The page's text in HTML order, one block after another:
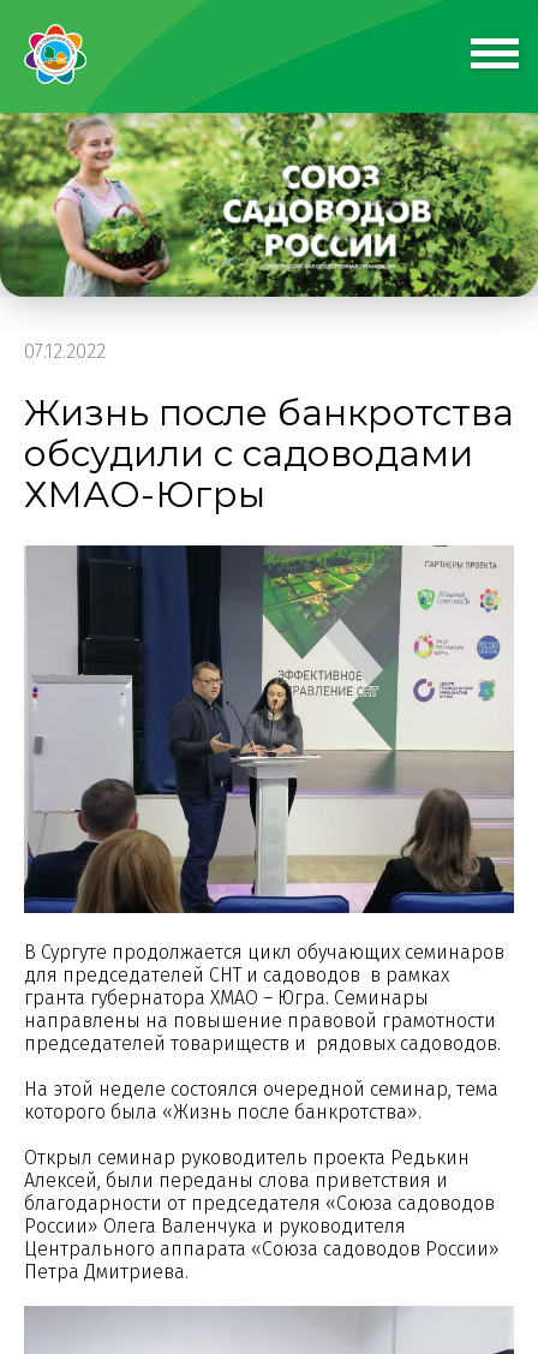
07.12.2022
Жизнь после банкротства
обсудили с садоводами
ХМАО-Югры
В Сургуте продолжается цикл обучающих семинаров
для председателей СНТ и садоводов в рамках
гранта губернатора ХМАО – Югра. Семинары
направлены на повышение правовой грамотности
председателей товариществ и рядовых садоводов.
На этой неделе состоялся очередной семинар, тема
которого была «Жизнь после банкротства».
Открыл семинар руководитель проекта Редькин
Алексей, были переданы слова приветствия и
благодарности от председателя «Союза садоводов
России» Олега Валенчука и руководителя
Центрального аппарата «Союза садоводов России»
Петра Дмитриева.